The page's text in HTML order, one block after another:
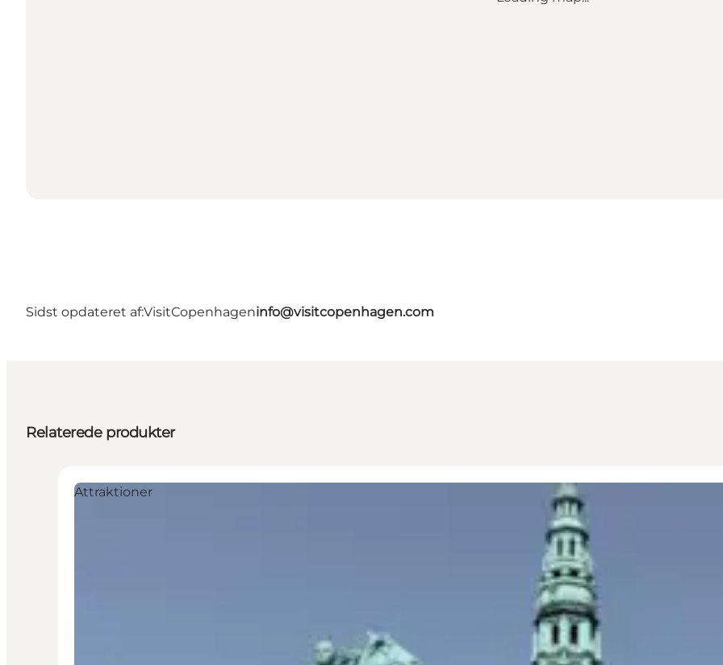
Sidst opdateret af:VisitCopenhageninfo@visitcopenhagen.com
Relaterede produkter
Attraktioner